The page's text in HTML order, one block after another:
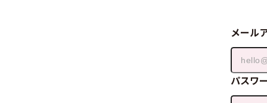
メール
パスワ